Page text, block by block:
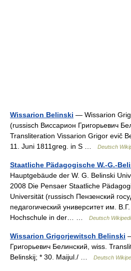
Wissarion Belinski — Wissarion
(russisch Виссарион Григорьевич
Transliteration Vissarion Grigor evič
11. Juni 1811greg. in S …
Deutsch
Staatliche Pädagogische W.-G.-
Hauptgebäude der W. G. Belinski
2008 Die Pensaer Staatliche
Universität (russisch Пензенский
педагогический университет им.
Hochschule in der… …
Deutsch
Wissarion Grigorjewitsch Belinski
Григорьевич Белинский, wiss.
Belinskij; * 30. Maijul./ …
Deutsch